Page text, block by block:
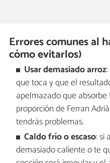
Errores comunes al
cómo evitarlos)
Usar demasiado arroz
que toca y que el
apelmazado que
proporción de Ferran
tendrás problemas.
Caldo frío o escaso: si
demasiado caliente o te